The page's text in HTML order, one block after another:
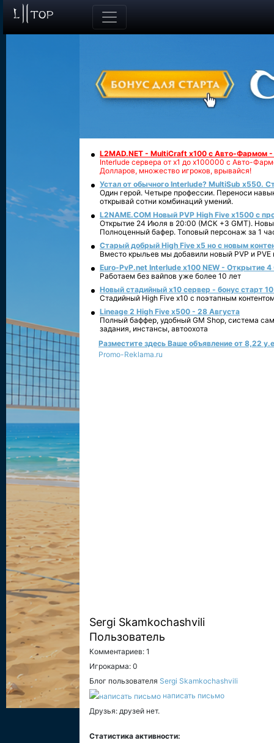
L2MAD.NET - MultiCraft x100 с Авто-Фармом
Interlude сервера от х1 до х100000 с Авто-
Долларов, множество игроков, врывайся!
Устал от обычного Interlude? MultiSub x550.
Один герой. Четыре профессии. Переноси
открывай сотни комбинаций умений.
L2NAME.COM Новый PVP High Five x1500 с
Открытие 24 Июля в 20:00 (МСК +3 GMT).
Полноценный бафер. Топовый персонаж за 1
Старый добрый High Five x5 но с новым
Вместо крыльев мы добавили новый PVP и PVE
Euro-PvP.net Interlude х100 NEW - Открытие 4
Работаем без вайпов уже более 10 лет
Новый стадийный х10 сервер - бонус старт
Стадийный High Five x10 с поэтапным
Lineage 2 High Five x500 - 28 Августа
Полный баффер, удобный GM Shop, система
задания, инстансы, автоохота
Разместите здесь Ваше объявление от 8,22
Promo-Reklama.ru
Sergi Skamkochashvili
Пользователь
Комментариев: 1
Игрокарма: 0
Блог пользователя Sergi Skamkochashvili
написать письмо
Друзья: друзей нет.
Статистика активности: